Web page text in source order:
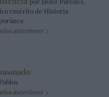
emérito de Historia
anteriores
anteriores